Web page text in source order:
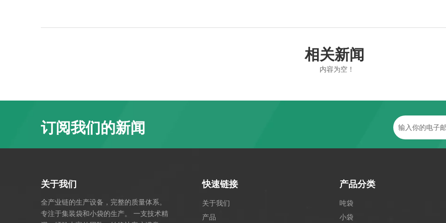
相关新闻
内容为空！
订阅我们的新闻
关于我们
全产业链的生产设备，完整的质量体系。
专注于集装袋和小袋的生产。 一支技术精
快速链接
关于我们
产品
产品分类
吨袋
小袋